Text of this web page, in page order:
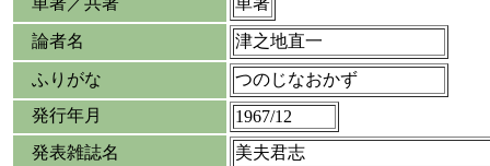
論者名 津之地直一
ふりがな
つのじなおかず
発行年月
1967/12
発表雑誌名
美夫君志